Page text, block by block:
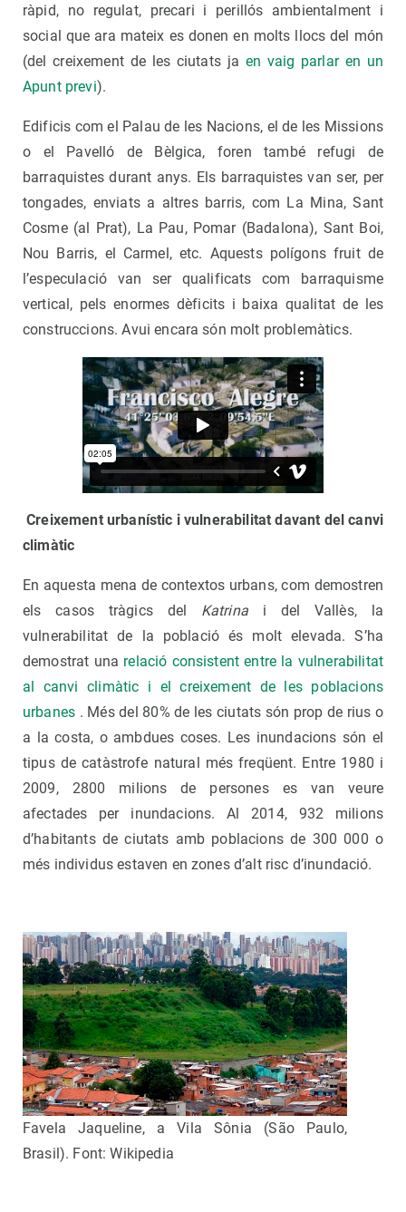
ràpid, no regulat, precari i perillós ambientalment i
social que ara mateix es donen en molts llocs del món
(del creixement de les ciutats ja en vaig parlar en un
Apunt previ).
Edificis com el Palau de les Nacions, el de les Missions
o el Pavelló de Bèlgica, foren també refugi de
barraquistes durant anys. Els barraquistes van ser, per
tongades, enviats a altres barris, com La Mina, Sant
Cosme (al Prat), La Pau, Pomar (Badalona), Sant Boi,
Nou Barris, el Carmel, etc. Aquests polígons fruit de
l’especulació van ser qualificats com barraquisme
vertical, pels enormes dèficits i baixa qualitat de les
construccions. Avui encara són molt problemàtics.
Creixement urbanístic i vulnerabilitat davant del canvi
climàtic
En aquesta mena de contextos urbans, com demostren
els casos tràgics del Katrinai del Vallès, la
vulnerabilitat de la població és molt elevada. S’ha
demostrat una relació consistent entre la vulnerabilitat
al canvi climàtic i el creixement de les poblacions
urbanes . Més del 80% de les ciutats són prop de rius o
a la costa, o ambdues coses. Les inundacions són el
tipus de catàstrofe natural més freqüent. Entre 1980 i
2009, 2800 milions de persones es van veure
afectades per inundacions. Al 2014, 932 milions
d’habitants de ciutats amb poblacions de 300 000 o
més individus estaven en zones d’alt risc d’inundació.
Favela Jaqueline, a Vila Sônia (São Paulo,
Brasil). Font: Wikipedia